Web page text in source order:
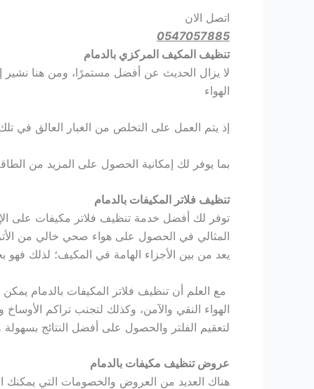
اتصل الان
0547057885
تنظيف المكيف المركزي بالدمام
لا يزال الحديث عن أفضل مستمرًا، ومن هنا نشير
الهواء
إذ يتم العمل على التخلص من الغبار العالق
بما يوفر لك إمكانية الحصول على المزيد من
تنظيف فلاتر المكيفات بالدمام
توفر لك أفضل خدمة تنظيف فلاتر مكيفات على
المثالي في الحصول على هواء صحي خالي من
يعد من بين الأجزاء الهامة في المكيف؛ لذلك فهو
مع العلم أن تنظيف فلاتر المكيفات بالدمام
الهواء النقي والآمن، وكذلك لتجنب تراكم
لتعقيم الفلتر والحصول على أفضل النتائج
عروض تنظيف مكيفات بالدمام
هناك العديد من العروض والخصومات التي يمكنك